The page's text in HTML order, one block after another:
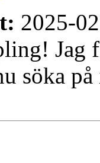
2025-
Jag
söka